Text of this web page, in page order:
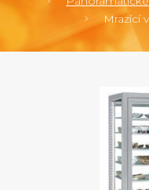
Mrazící